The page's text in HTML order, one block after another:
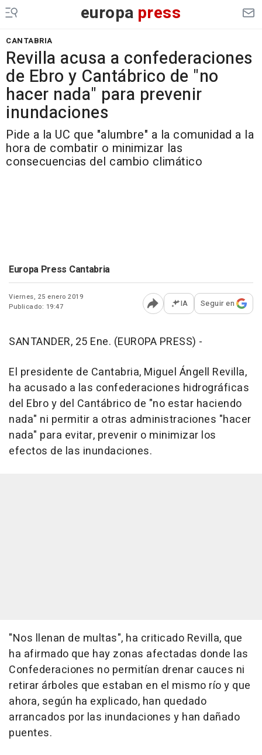
europa press
CANTABRIA
Revilla acusa a confederaciones
de Ebro y Cantábrico de "no
hacer nada" para prevenir
inundaciones
Pide a la UC que "alumbre" a la comunidad a la
hora de combatir o minimizar las
consecuencias del cambio climático
Europa Press Cantabria
Viernes, 25 enero 2019
Publicado: 19:47
Abrir opciones para
IA Seguir en
SANTANDER, 25 Ene. (EUROPA PRESS) -
El presidente de Cantabria, Miguel Ángell Revilla,
ha acusado a las confederaciones hidrográficas
del Ebro y del Cantábrico de "no estar haciendo
nada" ni permitir a otras administraciones "hacer
nada" para evitar, prevenir o minimizar los
efectos de las inundaciones.
"Nos llenan de multas", ha criticado Revilla, que
ha afirmado que hay zonas afectadas donde las
Confederaciones no permitían drenar cauces ni
retirar árboles que estaban en el mismo río y que
ahora, según ha explicado, han quedado
arrancados por las inundaciones y han dañado
puentes.